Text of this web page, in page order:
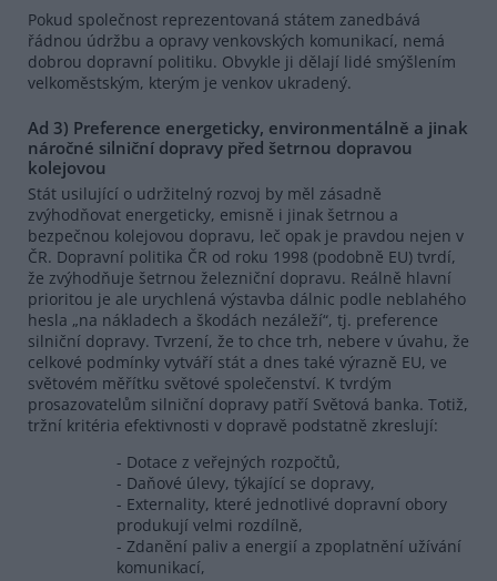
Pokud společnost reprezentovaná státem zanedbává
řádnou údržbu a opravy venkovských komunikací, nemá
dobrou dopravní politiku. Obvykle ji dělají lidé smýšlením
velkoměstským, kterým je venkov ukradený.
Ad 3) Preference energeticky, environmentálně a jinak
náročné silniční dopravy před šetrnou dopravou
kolejovou
Stát usilující o udržitelný rozvoj by měl zásadně
zvýhodňovat energeticky, emisně i jinak šetrnou a
bezpečnou kolejovou dopravu, leč opak je pravdou nejen v
ČR. Dopravní politika ČR od roku 1998 (podobně EU) tvrdí,
že zvýhodňuje šetrnou železniční dopravu. Reálně hlavní
prioritou je ale urychlená výstavba dálnic podle neblahého
hesla „na nákladech a škodách nezáleží“, tj. preference
silniční dopravy. Tvrzení, že to chce trh, nebere v úvahu, že
celkové podmínky vytváří stát a dnes také výrazně EU, ve
světovém měřítku světové společenství. K tvrdým
prosazovatelům silniční dopravy patří Světová banka. Totiž,
tržní kritéria efektivnosti v dopravě podstatně zkreslují:
- Dotace z veřejných rozpočtů,
- Daňové úlevy, týkající se dopravy,
- Externality, které jednotlivé dopravní obory
produkují velmi rozdílně,
- Zdanění paliv a energií a zpoplatnění užívání
komunikací,